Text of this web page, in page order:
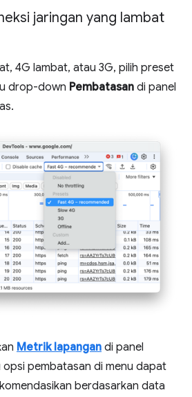
jaringan yang lambat
4G lambat, atau 3G, pilih preset
drop-down Pembatasan di panel
Metrik lapangan di panel
opsi pembatasan di menu dapat
berdasarkan data